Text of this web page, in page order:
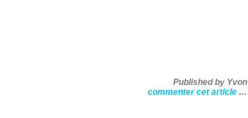
Published by Yvon
commenter cet article …